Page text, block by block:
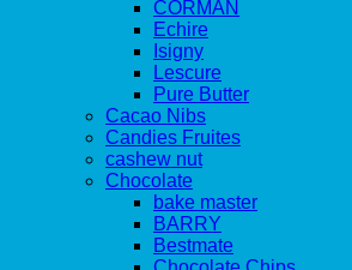
CORMAN
Echire
Isigny
Lescure
Pure Butter
Cacao Nibs
Candies Fruites
cashew nut
Chocolate
bake master
BARRY
Bestmate